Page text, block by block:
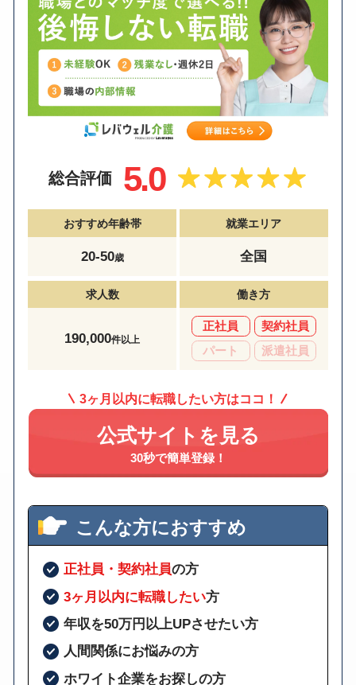
総合評価 5.0
おすすめ年齢帯
20-50歳
就業エリア
全国
求人数
190,000件以上
働き方
正社員
契約社員
パート
派遣社員
3ヶ月以内に転職したい方はココ！
公式サイトを見る
30秒で簡単登録！
こんな方におすすめ
正社員・契約社員の方
3ヶ月以内に転職したい方
年収を50万円以上UPさせたい方
人間関係にお悩みの方
ホワイト企業をお探しの方